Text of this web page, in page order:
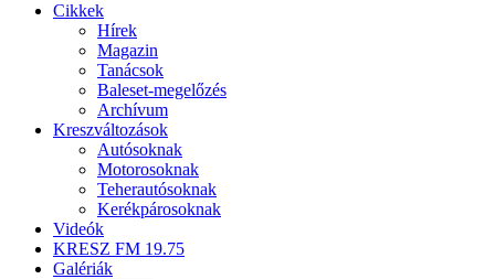
Cikkek
Hírek
Magazin
Tanácsok
Baleset-megelőzés
Archívum
Kreszváltozások
Autósoknak
Motorosoknak
Teherautósoknak
Kerékpárosoknak
Videók
KRESZ FM 19.75
Galériák